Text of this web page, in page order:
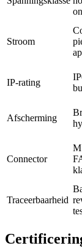
Stroom
IP-rating
Afscherming
Connector
Traceerbaarheid